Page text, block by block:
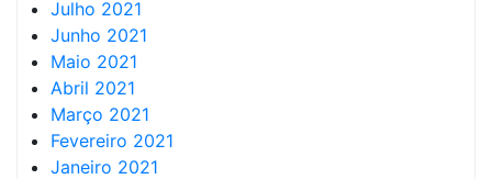
Julho 2021
Junho 2021
Maio 2021
Abril 2021
Março 2021
Fevereiro 2021
Janeiro 2021